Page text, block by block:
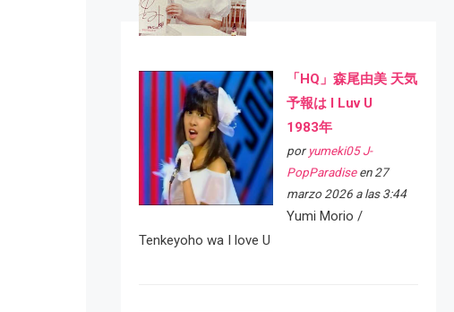
「HQ」森尾由美 天気
予報は I Luv U
1983年
por yumeki05 J-
PopParadiseen 27
marzo 2026 a las 3:44
Yumi Morio /
Tenkeyoho wa I love U